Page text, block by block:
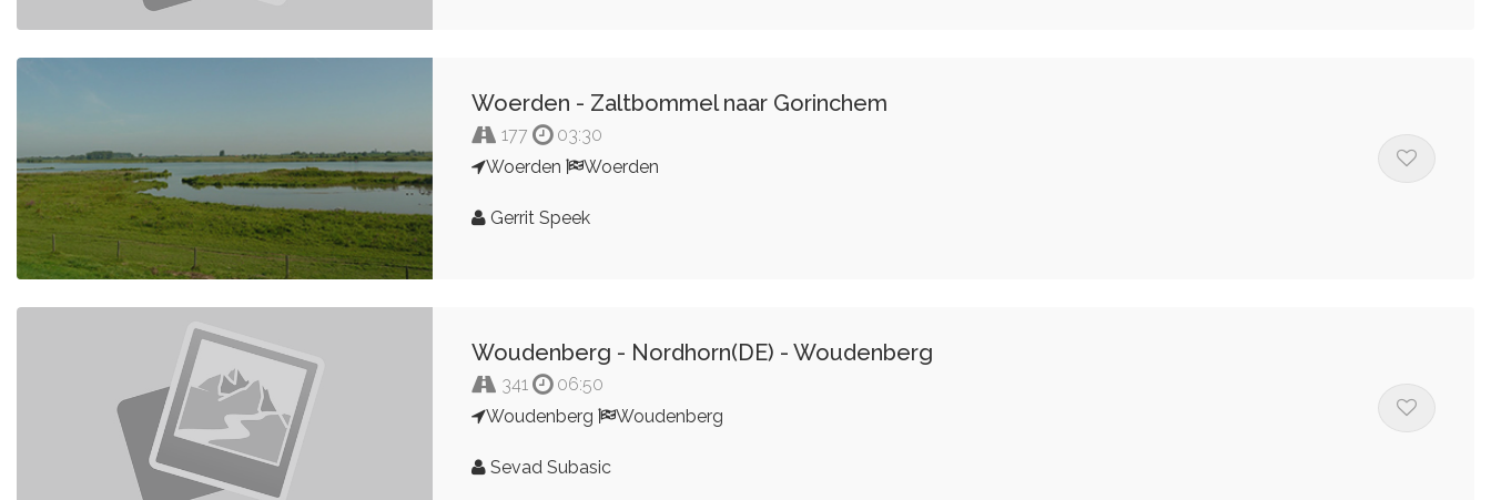
Woerden - Zaltbommel naar Gorinchem
177
03:30
Woerden
Woerden
Gerrit Speek
Woudenberg - Nordhorn(DE) - Woudenberg
341
06:50
Woudenberg
Woudenberg
Sevad Subasic